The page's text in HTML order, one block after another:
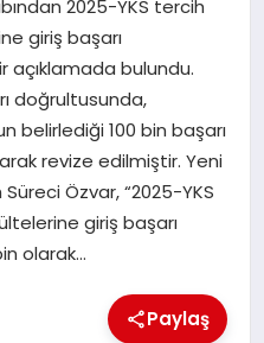
2025-YKS tercih
giriş başarı
açıklamada bulundu.
doğrultusunda,
belirlediği 100 bin başarı
revize edilmiştir. Yeni
Süreci Özvar, “2025-YKS
giriş başarı
olarak…
Paylaş